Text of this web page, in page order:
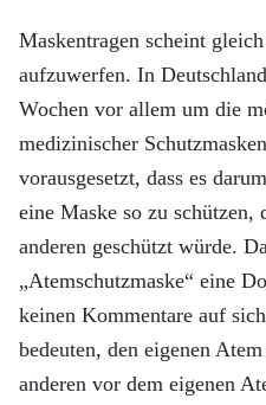
Maskentragen scheint
aufzuwerfen. In
Wochen vor allem um die
medizinischer
vorausgesetzt, dass es
eine Maske so zu schützen,
anderen geschützt würde.
„Atemschutzmaske“ eine
keinen Kommentare auf
bedeuten, den eigenen
anderen vor dem eigenen